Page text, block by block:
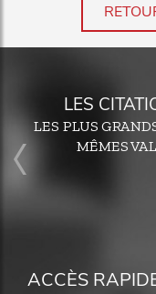
LES
LES PLUS
MÊMES
ACCÈS